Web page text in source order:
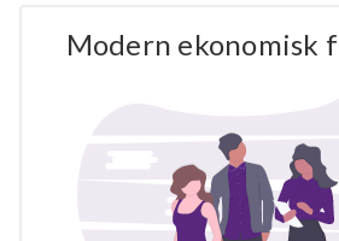
Modern ekonomisk